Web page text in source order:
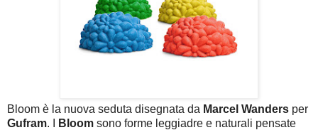
Bloom è la nuova seduta disegnata da Marcel Wanders per
Gufram. I Bloom sono forme leggiadre e naturali pensate